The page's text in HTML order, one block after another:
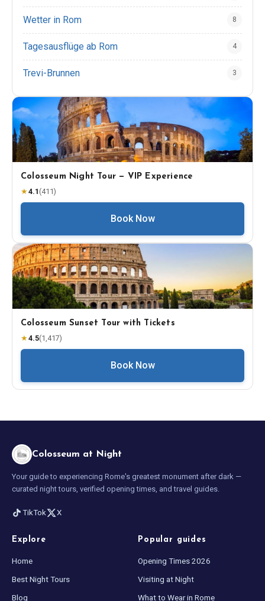
Wetter in Rom 8
Tagesausflüge ab Rom 4
Trevi-Brunnen 3
Colosseum Night Tour — VIP Experience
★4.1 (411)
Book Now
Colosseum Sunset Tour with Tickets
★4.5(1,417)
Book Now
Colosseum at Night
Your guide to experiencing Rome's greatest monument after dark —
curated night tours, verified opening times, and travel guides.
TikTok X
Explore
Home
Best Night Tours
Blog
Popular guides
Opening Times 2026
Visiting at Night
What to Wear in Rome